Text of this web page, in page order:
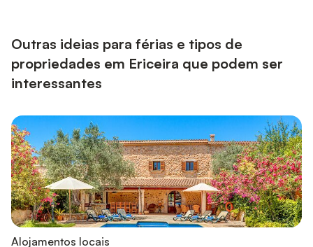
estacionamento gratuito es...
Outras ideias para férias e tipos de
propriedades em Ericeira que podem ser
interessantes
Alojamentos locais